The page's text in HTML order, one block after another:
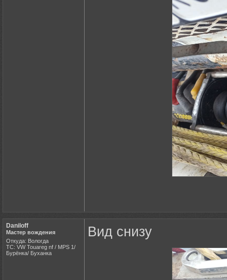
Daniloff
Мастер вождения
Откуда: Вологда
ТС: VW Touareg nf / MPS 1/
Бурёнка/ Буханка
Вид снизу